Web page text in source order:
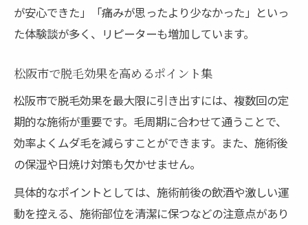
が安心できた」「痛みが思ったより少なかった」といっ
た体験談が多く、リピーターも増加しています。
松阪市で脱毛効果を高めるポイント集
松阪市で脱毛効果を最大限に引き出すには、複数回の定
期的な施術が重要です。毛周期に合わせて通うことで、
効率よくムダ毛を減らすことができます。また、施術後
の保湿や日焼け対策も欠かせません。
具体的なポイントとしては、施術前後の飲酒や激しい運
動を控える、施術部位を清潔に保つなどの注意点があり